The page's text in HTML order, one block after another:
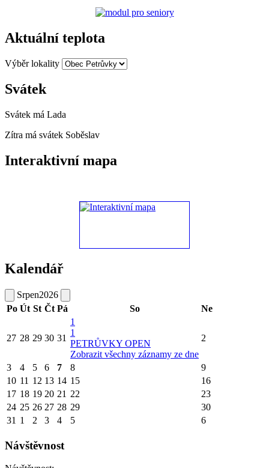
Aktuální teplota
Výběr lokality
Svátek
Svátek má Lada
Zítra má svátek Soběslav
Interaktivní mapa
Kalendář
Srpen2026
Po Út St Čt Pá So Ne
27 28 29 30 31
1
1
PETRŮVKY OPEN
Zobrazit všechny záznamy ze dne
2
3 4 5 6 7 8
9
10 11 12 13 14 15
16
17 18 19 20 21 22
23
24 25 26 27 28 29
30
31 1 2 3 4 5 6
Návštěvnost